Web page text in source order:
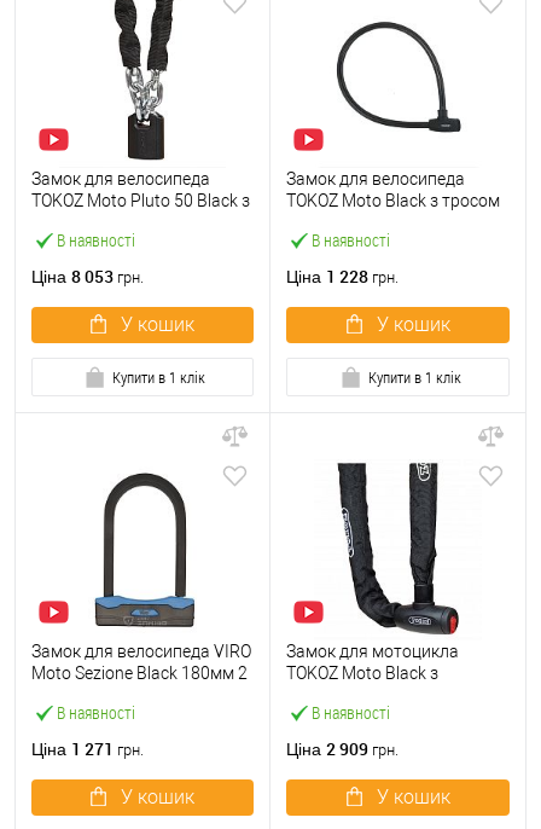
В наявності
Замок для велосипеда
TOKOZ Moto Pluto 50 Black з
Ціна 8 053 грн.
У кошик
Купити в 1 клік
В наявності
Замок для велосипеда
TOKOZ Moto Black з тросом
Ціна 1 228 грн.
У кошик
Купити в 1 клік
В наявності
Замок для велосипеда VIRO
Moto Sezione Black 180мм 2
Ціна 1 271 грн.
У кошик
В наявності
Замок для мотоцикла
TOKOZ Moto Black з
Ціна 2 909 грн.
У кошик